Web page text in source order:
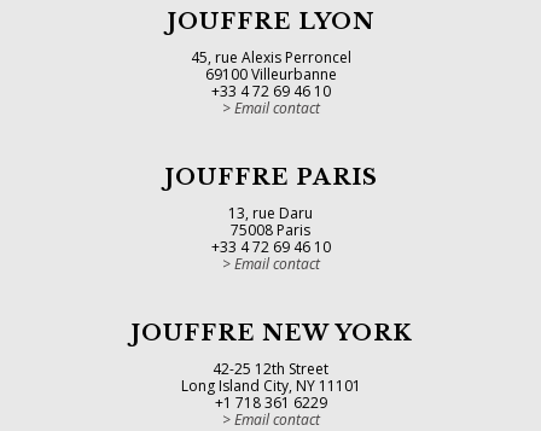
JOUFFRE LYON
45, rue Alexis Perroncel
69100 Villeurbanne
+33 4 72 69 46 10
Email contact
JOUFFRE PARIS
13, rue Daru
75008 Paris
+33 4 72 69 46 10
Email contact
JOUFFRE NEW YORK
42-25 12th Street
Long Island City, NY 11101
+1 718 361 6229
Email contact